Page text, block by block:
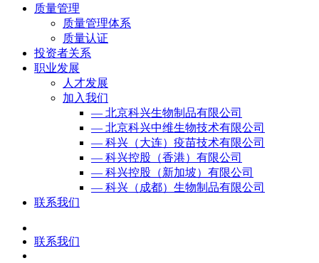
质量管理
质量管理体系
质量认证
投资者关系
职业发展
人才发展
加入我们
— 北京科兴生物制品有限公司
— 北京科兴中维生物技术有限公司
— 科兴（大连）疫苗技术有限公司
— 科兴控股（香港）有限公司
— 科兴控股（新加坡）有限公司
— 科兴（成都）生物制品有限公司
联系我们
联系我们